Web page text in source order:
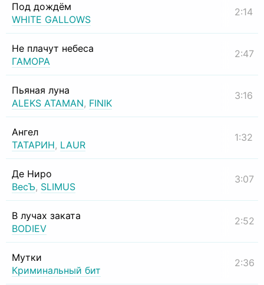
Под дождём
WHITE GALLOWS
2:14
Не плачут небеса
ГАМОРА
2:47
Пьяная луна
ALEKS ATAMAN, FINIK
3:16
Ангел
ТАТАРИН, LAUR
1:32
Де Ниро
ВесЪ, SLIMUS
3:07
В лучах заката
BODIEV
2:52
Мутки
Криминальный бит
2:36